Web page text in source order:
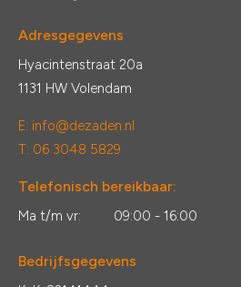
Adresgegevens
Hyacintenstraat 20a
1131 HW Volendam
E: info@dezaden.nl
T: 06 3048 5829
Telefonisch bereikbaar:
Ma t/m vr: 09:00 - 16:00
Bedrijfsgegevens